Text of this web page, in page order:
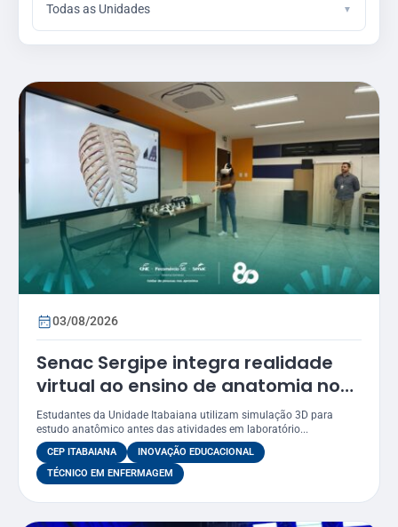
Todas as Unidades
03/08/2026
Senac Sergipe integra realidade
virtual ao ensino de anatomia no
curso de Enfermagem
Estudantes da Unidade Itabaiana utilizam simulação 3D para
estudo anatômico antes das atividades em laboratório...
CEP ITABAIANA
INOVAÇÃO EDUCACIONAL
TÉCNICO EM ENFERMAGEM